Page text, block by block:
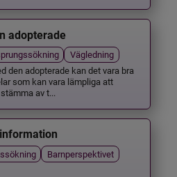
adopterade
Vägledning
den adopterade kan det vara bra
som kan vara lämpliga att
av t...
Barnperspektivet